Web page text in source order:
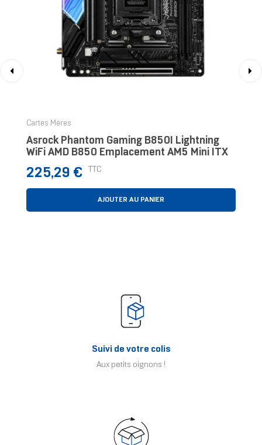
Cartes Mères
Asrock Phantom Gaming B850I Lightning
WiFi AMD B850 Emplacement AM5 Mini ITX
Prix
225,29 € TTC
AJOUTER AU PANIER
Suivi de votre colis
Aux petits oignons !